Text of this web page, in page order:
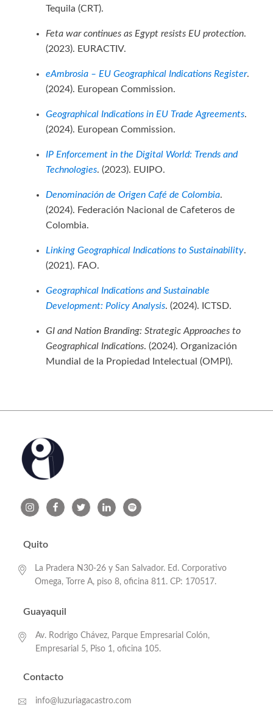
Tequila (CRT).
Feta war continues as Egypt resists EU protection.
(2023). EURACTIV.
eAmbrosia – EU Geographical Indications Register.
(2024). European Commission.
Geographical Indications in EU Trade Agreements.
(2024). European Commission.
IP Enforcement in the Digital World: Trends and
Technologies. (2023). EUIPO.
Denominación de Origen Café de Colombia.
(2024). Federación Nacional de Cafeteros de
Colombia.
Linking Geographical Indications to Sustainability.
(2021). FAO.
Geographical Indications and Sustainable
Development: Policy Analysis. (2024). ICTSD.
GI and Nation Branding: Strategic Approaches to
Geographical Indications. (2024). Organización
Mundial de la Propiedad Intelectual (OMPI).
Quito
La Pradera N30-26 y San Salvador. Ed. Corporativo
Omega, Torre A, piso 8, oficina 811. CP: 170517.
Guayaquil
Av. Rodrigo Chávez, Parque Empresarial Colón,
Empresarial 5, Piso 1, oficina 105.
Contacto
info@luzuriagacastro.com